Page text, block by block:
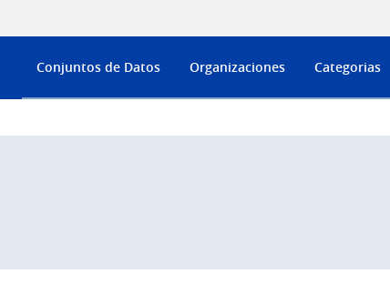
Conjuntos de Datos Organizaciones Categorias